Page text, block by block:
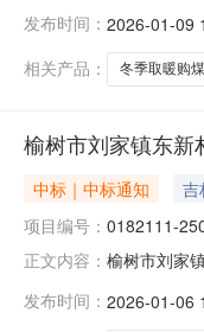
政府公开栏
发布时间： 2026-01-09
相关产品：
冬季取暖购煤
榆树市刘家镇东新
中标｜中标通知 吉
项目编号： 0182111-
正文内容： 榆树市刘家
区政府公开
发布时间： 2026-01-06